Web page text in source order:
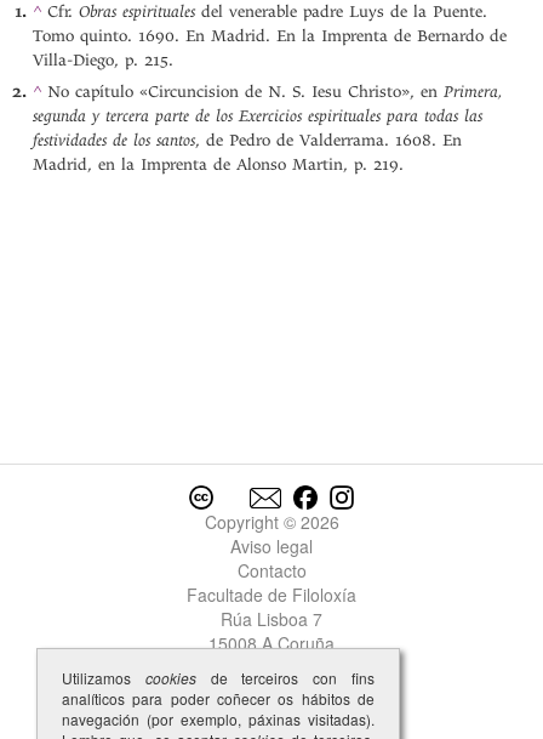
^ Cfr.Obras espirituales del venerable padre Luys de la Puente.
Tomo quinto. 1690. En Madrid. En la Imprenta de Bernardo de
Villa-Diego, p. 215.
^ No capítulo «Circuncision de N. S. Iesu Christo», enPrimera,
segunda y tercera parte de los Exercicios espirituales para todas las
festividades de los santos, de Pedro de Valderrama. 1608. En
Madrid, en la Imprenta de Alonso Martin, p. 219.
Copyright © 2026
Aviso legal
Contacto
Facultade de Filoloxía
Rúa Lisboa 7
15008 A Coruña
Utilizamos cookiesde terceiros con fins
analíticos para poder coñecer os hábitos de
navegación (por exemplo, páxinas visitadas).